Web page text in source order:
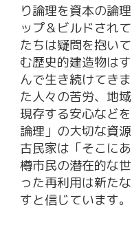
り論理を資本の論
ップ＆ビルドされ
たちは疑問を抱い
む歴史的建造物は
んで生き続けてき
た人々の苦労、地
現存する安心など
論理」の大切な資
古民家は「そこに
樽市民の潜在的な
った再利用は新た
すと信じています。